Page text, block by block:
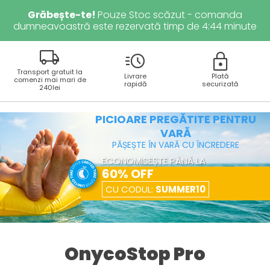
Grăbește-te! Pouze Stoc scăzut - comanda
dumneavoastră este rezervată timp de 4:44minute
Transport gratuit la
comenzi mai mari de
240lei
local_shipping
Livrare
rapidă
acute
Plată
securizată
lock
PICIOARE PREGĂTITE PENTRU
VARĂ
PĂȘEȘTE ÎN VARĂ CU ÎNCREDERE
ECONOMISEȘTE PÂNĂ LA
60% OFF
CU CODUL: SUMMER10
OnycoStop Pro